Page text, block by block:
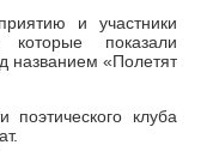
и участники
которые показали
названием «Полетят
поэтического клуба